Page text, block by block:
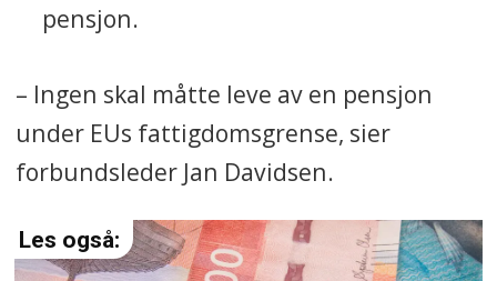
Avviket er på 0,3 prosentpoeng fra
forventet prisvekst fra i fjor.
Disse avvikene bidrar til å trekke
opp pensjonsreguleringen i 2026.
pensjon.
– Ingen skal måtte leve av en pensjon
under EUs fattigdomsgrense, sier
forbundsleder Jan Davidsen.